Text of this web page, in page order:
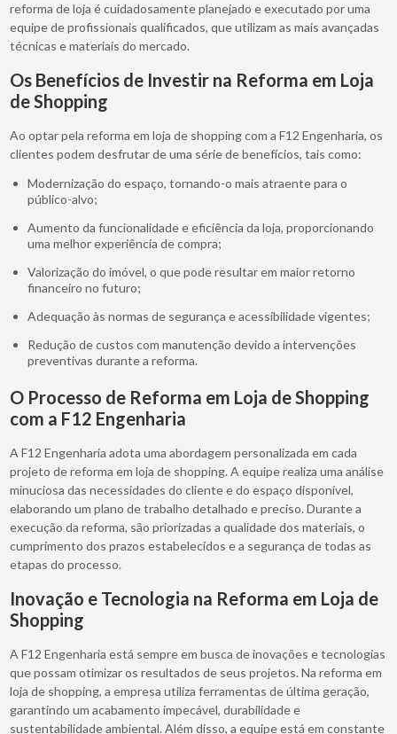
reforma de loja é cuidadosamente planejado e executado por uma
equipe de profissionais qualificados, que utilizam as mais avançadas
técnicas e materiais do mercado.
Os Benefícios de Investir na Reforma em Loja
de Shopping
Ao optar pela reforma em loja de shopping com a F12 Engenharia, os
clientes podem desfrutar de uma série de benefícios, tais como:
Modernização do espaço, tornando-o mais atraente para o
público-alvo;
Aumento da funcionalidade e eficiência da loja, proporcionando
uma melhor experiência de compra;
Valorização do imóvel, o que pode resultar em maior retorno
financeiro no futuro;
Adequação às normas de segurança e acessibilidade vigentes;
Redução de custos com manutenção devido a intervenções
preventivas durante a reforma.
O Processo de Reforma em Loja de Shopping
com a F12 Engenharia
A F12 Engenharia adota uma abordagem personalizada em cada
projeto de reforma em loja de shopping. A equipe realiza uma análise
minuciosa das necessidades do cliente e do espaço disponível,
elaborando um plano de trabalho detalhado e preciso. Durante a
execução da reforma, são priorizadas a qualidade dos materiais, o
cumprimento dos prazos estabelecidos e a segurança de todas as
etapas do processo.
Inovação e Tecnologia na Reforma em Loja de
Shopping
A F12 Engenharia está sempre em busca de inovações e tecnologias
que possam otimizar os resultados de seus projetos. Na reforma em
loja de shopping, a empresa utiliza ferramentas de última geração,
garantindo um acabamento impecável, durabilidade e
sustentabilidade ambiental. Além disso, a equipe está em constante